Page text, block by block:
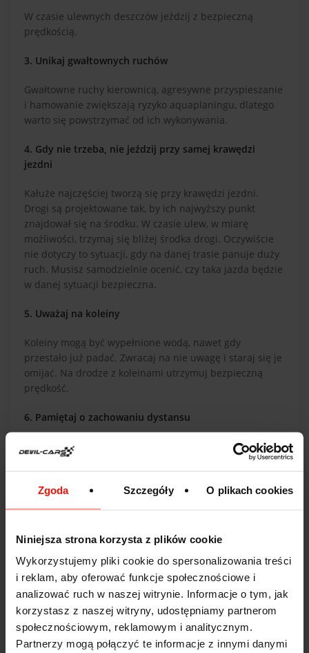
Zgoda Szczegóły O plikach cookies
Niniejsza strona korzysta z plików cookie
Wykorzystujemy pliki cookie do spersonalizowania treści
i reklam, aby oferować funkcje społecznościowe i
analizować ruch w naszej witrynie. Informacje o tym, jak
korzystasz z naszej witryny, udostępniamy partnerom
społecznościowym, reklamowym i analitycznym.
Partnerzy mogą połączyć te informacje z innymi danymi
W czasie ulewnych deszczów jeździj z bezpieczną
prędkością.
3. Unikaj gwałtownych ruchów
Gwałtowne ruchy kierownicą, agresywne przyspieszanie
i hamowanie zwiększają ryzyko aquaplaningu, dlatego
warto się powstrzymać od ich wykonywania.
4. Gdy nie trzeba, nie jeździj przy samej krawędzi
jezdni
Kałuże najczęściej tworzą się przy krawędzi jezdni.
Drogi są projektowane tak, by ich najwyższy punkt
znajdował się na środku. W czasie ulew, w miarę
możliwości, trzymaj się bliżej środka drogi. Oczywiście
nie dotyczy to sytuacji, gdy na danej trasie panuje duży
ruch. Musisz samodzielnie ocenić, czy taka jazda będzie
w danej sytuacji bezpieczna.
5. Uważaj na koleiny
Koleiny mogą być wypełnione wodą, nawet gdy
przestało już padać. Zwracaj na nie uwagę i staraj się je
omijać. Na drodze z koleinami utrzymuj bezpieczną
prędkość.
6. Pamiętaj o zachowaniu dystansu
Zawsze należy zachować odpowiedni dystans do
poprzedzającego samochodu, jednak w czasie ulew jest
poprzedzającego auta, możesz przejechać przez kałużę
bez konieczności hamowania, dzięki czemu zmniejszysz
Mamy nadzieję, że dzięki powyższym wskazówkom
będziesz wiedział, co robić w przypadku aquaplaningu,
a co ważniejsze, będziesz potrafił mu zapobiegać.